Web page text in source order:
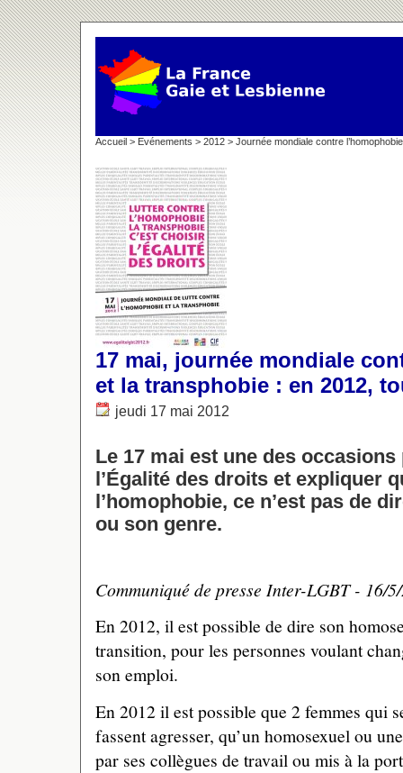
Accueil > Evénements > 2012 > Journée mondiale contre l’homophobie
17 mai, journée mondiale
et la transphobie : en 2012,
jeudi 17 mai 2012
Le 17 mai est une des
l’Égalité des droits et expliquer
l’homophobie, ce n’est pas de
ou son genre.
Communiqué de presse Inter-LGBT - 16/
En 2012, il est possible de dire son
transition, pour les personnes voulant
son emploi.
En 2012 il est possible que 2 femmes qui
fassent agresser, qu’un homosexuel ou
par ses collègues de travail ou mis à la